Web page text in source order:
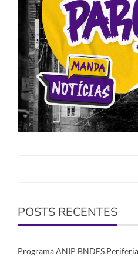
POSTS RECENTES
Programa ANIP BNDES